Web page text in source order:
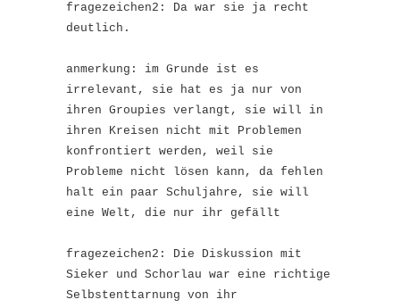
fragezeichen2: Da war sie ja recht
deutlich.
anmerkung: im Grunde ist es
irrelevant, sie hat es ja nur von
ihren Groupies verlangt, sie will in
ihren Kreisen nicht mit Problemen
konfrontiert werden, weil sie
Probleme nicht lösen kann, da fehlen
halt ein paar Schuljahre, sie will
eine Welt, die nur ihr gefällt
fragezeichen2: Die Diskussion mit
Sieker und Schorlau war eine richtige
Selbstenttarnung von ihr